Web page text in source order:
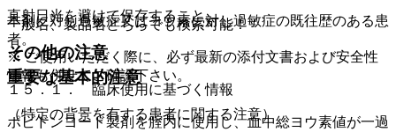
直射日光を避けて保存すること。
その他の注意
１５．１． 臨床使用に基づく情報
ポビドンヨード製剤を腟内に使用し、血中総ヨウ素値が一過
本剤に対し過敏症又はヨウ素に対し過敏症の既往歴のある患
者。
重要な基本的注意
（特定の背景を有する患者に関する注意）
一般名、製品名どちらでも検索可能！
※ ご使用いただく際に、必ず最新の添付文書および安全性
情報も併せてご確認下さい。